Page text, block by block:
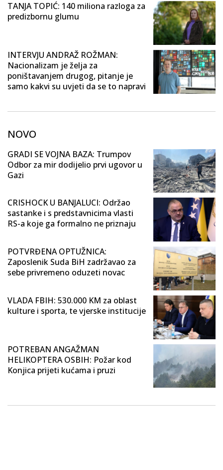
TANJA TOPIĆ: 140 miliona razloga za
predizbornu glumu
INTERVJU ANDRAŽ ROŽMAN:
Nacionalizam je želja za
poništavanjem drugog, pitanje je
samo kakvi su uvjeti da se to napravi
NOVO
GRADI SE VOJNA BAZA: Trumpov
Odbor za mir dodijelio prvi ugovor u
Gazi
CRISHOCK U BANJALUCI: Održao
sastanke i s predstavnicima vlasti
RS-a koje ga formalno ne priznaju
POTVRĐENA OPTUŽNICA:
Zaposlenik Suda BiH zadržavao za
sebe privremeno oduzeti novac
VLADA FBIH: 530.000 KM za oblast
kulture i sporta, te vjerske institucije
POTREBAN ANGAŽMAN
HELIKOPTERA OSBIH: Požar kod
Konjica prijeti kućama i pruzi